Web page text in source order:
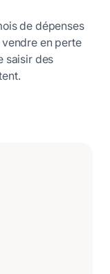
de dépenses
en perte
saisir des